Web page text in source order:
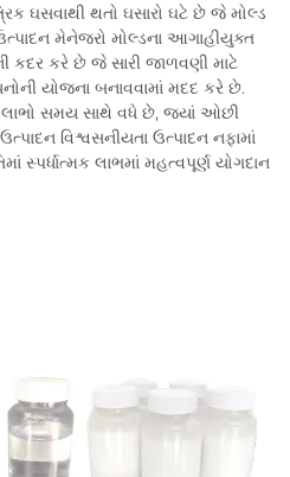
ઘસવાથી થતો ઘસારો ઘટે છે જે મોલ્ડ
મેનેજરો મોલ્ડના આગાહીયુક્ત
કદર કરે છે જે સારી જાળવણી માટે
યોજના બનાવવામાં મદદ કરે છે.
લાભો સમય સાથે વધે છે, જ્યાં ઓછી
વિશ્વસનીયતા ઉત્પાદન નફામાં
સ્પર્ધાત્મક લાભમાં મહત્વપૂર્ણ યોગદાન